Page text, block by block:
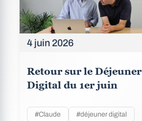
4 juin 2026
Retour sur le Déjeuner
Digital du 1er juin
#Claude #déjeuner digital